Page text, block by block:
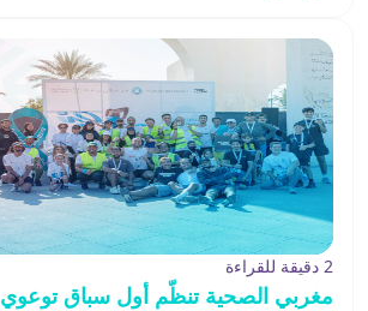
2 دقيقة للقراءة
مغربي الصحية تنظّم أول سباق توعوي